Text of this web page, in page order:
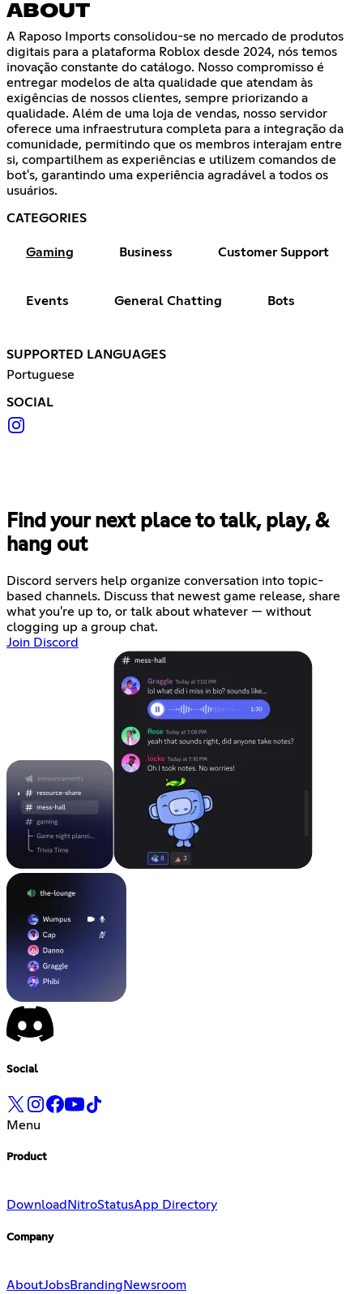
ABOUT
A Raposo Imports consolidou-se no mercado de produtos
digitais para a plataforma Roblox desde 2024, nós temos
inovação constante do catálogo. Nosso compromisso é
entregar modelos de alta qualidade que atendam às
exigências de nossos clientes, sempre priorizando a
qualidade. Além de uma loja de vendas, nosso servidor
oferece uma infraestrutura completa para a integração da
comunidade, permitindo que os membros interajam entre
si, compartilhem as experiências e utilizem comandos de
bot's, garantindo uma experiência agradável a todos os
usuários.
CATEGORIES
Gaming Business Customer Support
Events General Chatting Bots
SUPPORTED LANGUAGES
Portuguese
SOCIAL
Find your next place to talk, play, &
hang out
Discord servers help organize conversation into topic-
based channels. Discuss that newest game release, share
what you're up to, or talk about whatever — without
clogging up a group chat.
Join Discord
Social
Menu
Product
Download NitroStatusApp Directory
Company
AboutJobsBranding Newsroom